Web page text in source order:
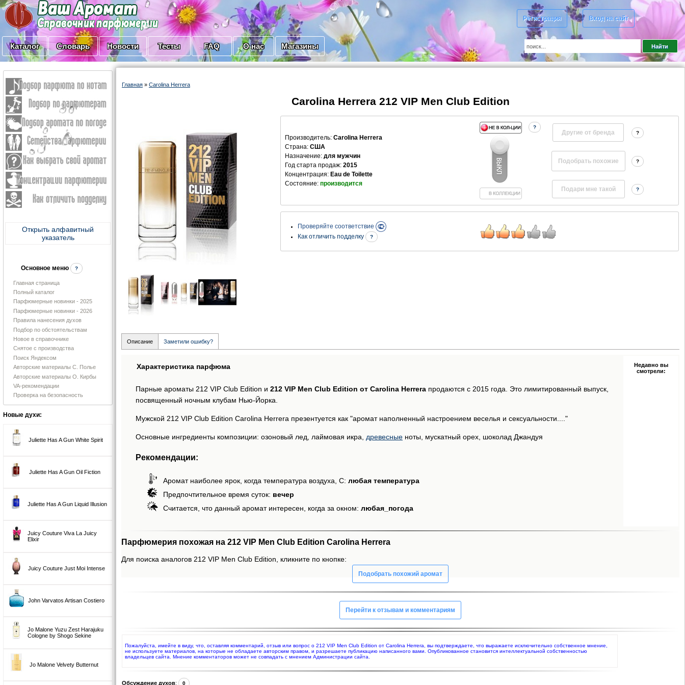
Регистрация Вход на сайт
Каталог Словарь Новости Тесты FAQ О нас Магазины
Открыть алфавитный
указатель
Основное меню ?
Главная страница
Полный каталог
Парфюмерные новинки - 2025
Парфюмерные новинки - 2026
Правила нанесения духов
Подбор по обстоятельствам
Новое в справочнике
Снятое с производства
Поиск Яндексом
Авторские материалы С. Полье
Авторские материалы О. Кирбы
VA-рекомендации
Проверка на безопасность
Новые духи:
Juliette Has A Gun White Spirit
Juliette Has A Gun Oil Fiction
Juliette Has A Gun Liquid Illusion
Juicy Couture Viva La Juicy
Elixir
Juicy Couture Just Moi Intense
John Varvatos Artisan Costiero
Jo Malone Yuzu Zest Harajuku
Cologne by Shogo Sekine
Jo Malone Velvety Butternut
Главная » Carolina Herrera
Carolina Herrera 212 VIP Men Club Edition
Производитель: Carolina Herrera
Страна: США
Назначение: для мужчин
Год старта продаж: 2015
Концентрация: Eau de Toilette
Состояние: производится
?
Другие от бренда ?
?
?
Проверяйте соответствие
Как отличить подделку
?
Описание Заметили ошибку?
Характеристика парфюма
Парные ароматы 212 VIP Club Edition и 212 VIP Men Club Edition от Carolina Herrera продаются с 2015 года. Это лимитированный выпуск,
посвященный ночным клубам Нью-Йорка.
Мужской 212 VIP Club Edition Carolina Herrera презентуется как "аромат наполненный настроением веселья и сексуальности...."
Основные ингредиенты композиции: озоновый лед, лаймовая икра, древесные ноты, мускатный орех, шоколад Джандуя
Рекомендации:
Аромат наиболее ярок, когда температура воздуха, С: любая температура
Предпочтительное время суток: вечер
Считается, что данный аромат интересен, когда за окном: любая_погода
Недавно вы
смотрели:
Парфюмерия похожая на 212 VIP Men Club Edition Carolina Herrera
Для поиска аналогов 212 VIP Men Club Edition, кликните по кнопке:
Подобрать похожий аромат
Перейти к отзывам и комментариям
Пожалуйста, имейте в виду, что, оставляя комментарий, отзыв или вопрос о 212 VIP Men Club Edition от Carolina Herrera, вы подтверждаете, что выражаете исключительно собственное мнение,
не используете материалов, на которые не обладаете авторским правом, и разрешаете публикацию написанного вами. Опубликованное становится интеллектуальной собственностью
владельцев сайта. Мнение комментаторов может не совпадать с мнением Администрации сайта.
Обсуждение духов: 0